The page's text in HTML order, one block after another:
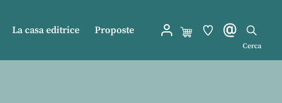
La casa editrice Proposte
Cerca